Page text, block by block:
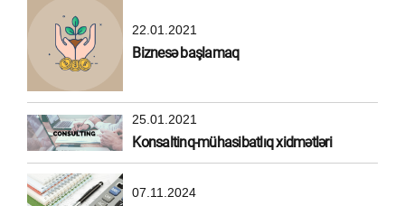
22.01.2021
Biznesə başlamaq
25.01.2021
Konsaltinq-mühasibatlıq xidmətləri
07.11.2024